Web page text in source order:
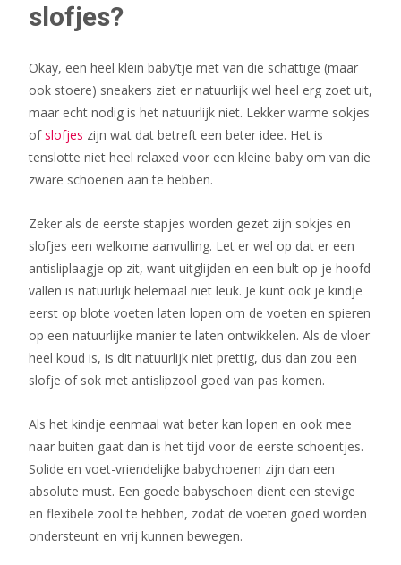
slofjes?
Okay, een heel klein baby’tje met van die schattige (maar
ook stoere) sneakers ziet er natuurlijk wel heel erg zoet uit,
maar echt nodig is het natuurlijk niet. Lekker warme sokjes
ofslofjes zijn wat dat betreft een beter idee. Het is
tenslotte niet heel relaxed voor een kleine baby om van die
zware schoenen aan te hebben.
Zeker als de eerste stapjes worden gezet zijn sokjes en
slofjes een welkome aanvulling. Let er wel op dat er een
antisliplaagje op zit, want uitglijden en een bult op je hoofd
vallen is natuurlijk helemaal niet leuk. Je kunt ook je kindje
eerst op blote voeten laten lopen om de voeten en spieren
op een natuurlijke manier te laten ontwikkelen. Als de vloer
heel koud is, is dit natuurlijk niet prettig, dus dan zou een
slofje of sok met antislipzool goed van pas komen.
Als het kindje eenmaal wat beter kan lopen en ook mee
naar buiten gaat dan is het tijd voor de eerste schoentjes.
Solide en voet-vriendelijke babychoenen zijn dan een
absolute must. Een goede babyschoen dient een stevige
en flexibele zool te hebben, zodat de voeten goed worden
ondersteunt en vrij kunnen bewegen.